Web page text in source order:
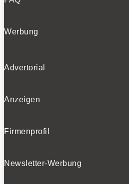
Werbung
Advertorial
Anzeigen
Firmenprofil
Newsletter-Werbung